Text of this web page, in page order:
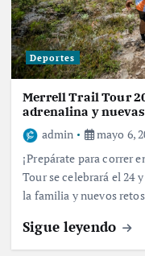
Deportes
Merrell Trail Tour
adrenalina y
admin
mayo 6,
¡Prepárate para correr
Tour se celebrará el 24
la familia y nuevos
Sigue leyendo